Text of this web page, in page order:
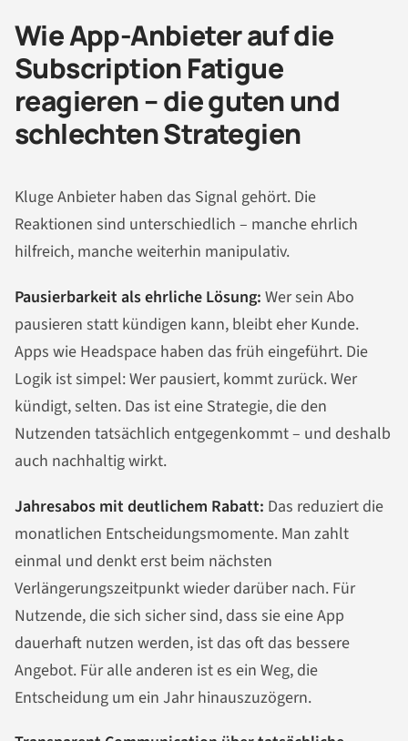
Wie App-Anbieter auf die
Subscription Fatigue
reagieren – die guten und
schlechten Strategien
Kluge Anbieter haben das Signal gehört. Die
Reaktionen sind unterschiedlich – manche ehrlich
hilfreich, manche weiterhin manipulativ.
Pausierbarkeit als ehrliche Lösung: Wer sein Abo
pausieren statt kündigen kann, bleibt eher Kunde.
Apps wie Headspace haben das früh eingeführt. Die
Logik ist simpel: Wer pausiert, kommt zurück. Wer
kündigt, selten. Das ist eine Strategie, die den
Nutzenden tatsächlich entgegenkommt – und deshalb
auch nachhaltig wirkt.
Jahresabos mit deutlichem Rabatt: Das reduziert die
monatlichen Entscheidungsmomente. Man zahlt
einmal und denkt erst beim nächsten
Verlängerungszeitpunkt wieder darüber nach. Für
Nutzende, die sich sicher sind, dass sie eine App
dauerhaft nutzen werden, ist das oft das bessere
Angebot. Für alle anderen ist es ein Weg, die
Entscheidung um ein Jahr hinauszuzögern.